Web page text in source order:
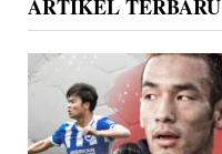
ARTIKEL TERBARU